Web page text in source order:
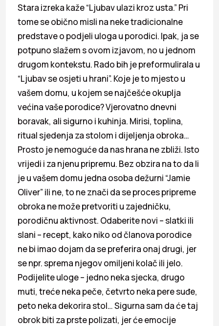
Stara izreka kaže “Ljubav ulazi kroz usta.” Pri
tome se obično misli na neke tradicionalne
predstave o podjeli uloga u porodici. Ipak, ja se
potpuno slažem s ovom izjavom, no u jednom
drugom kontekstu. Rado bih je preformulirala u
“Ljubav se osjeti u hrani”. Koje je to mjesto u
vašem domu, u kojem se najčešće okuplja
većina vaše porodice? Vjerovatno dnevni
boravak, ali sigurno i kuhinja. Mirisi, toplina,
ritual sjedenja za stolom i dijeljenja obroka…
Prosto je nemoguće da nas hrana ne zbliži. Isto
vrijedi i za njenu pripremu. Bez obzira na to da li
je u vašem domu jedna osoba dežurni “Jamie
Oliver” ili ne, to ne znači da se proces pripreme
obroka ne može pretvoriti u zajedničku,
porodičnu aktivnost. Odaberite novi – slatki ili
slani – recept, kako niko od članova porodice
ne bi imao dojam da se preferira onaj drugi, jer
se npr. sprema njegov omiljeni kolač ili jelo.
Podijelite uloge – jedno neka sjecka, drugo
muti, treće neka peče, četvrto neka pere suđe,
peto neka dekorira stol… Sigurna sam da će taj
obrok biti za prste polizati, jer će emocije